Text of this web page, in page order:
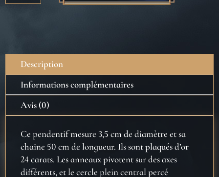
Retourneur
Description
Informations complémentaires
Avis (0)
Ce pendentif mesure 3,5 cm de diamètre et sa
chaine 50 cm de longueur. Ils sont plaqués d’or
24 carats. Les anneaux pivotent sur des axes
différents, et le cercle plein central percé